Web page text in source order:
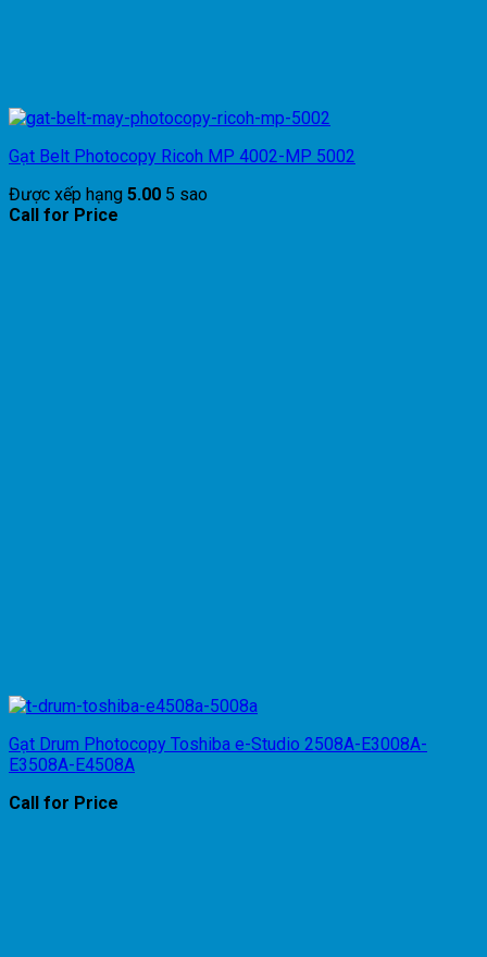
Gạt Belt Photocopy Ricoh MP 4002-MP 5002
Được xếp hạng 5.00 5 sao
Call for Price
Gạt Drum Photocopy Toshiba e-Studio 2508A-E3008A-
E3508A-E4508A
Call for Price